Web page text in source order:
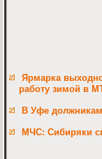
Ярмарка
работу зимой в
В Уфе
МЧС: Сибиряки